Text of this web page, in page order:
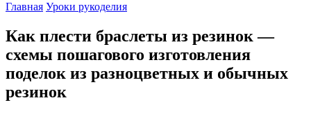
Главная Уроки рукоделия
Как плести браслеты из резинок —
схемы пошагового изготовления
поделок из разноцветных и обычных
резинок